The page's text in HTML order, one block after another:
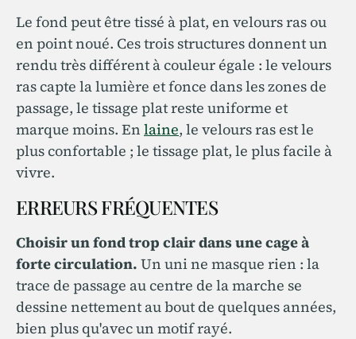
Le fond peut être tissé à plat, en velours ras ou
en point noué. Ces trois structures donnent un
rendu très différent à couleur égale : le velours
ras capte la lumière et fonce dans les zones de
passage, le tissage plat reste uniforme et
marque moins. En laine, le velours ras est le
plus confortable ; le tissage plat, le plus facile à
vivre.
ERREURS FRÉQUENTES
Choisir un fond trop clair dans une cage à
forte circulation. Un uni ne masque rien : la
trace de passage au centre de la marche se
dessine nettement au bout de quelques années,
bien plus qu'avec un motif rayé.